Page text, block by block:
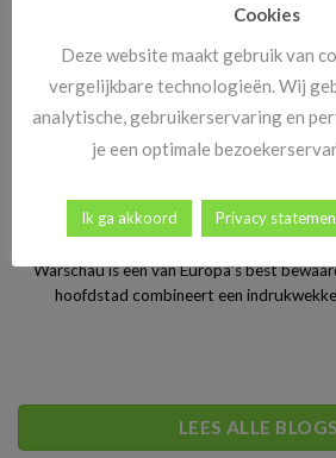
Stedentrip Warschau: ontdek de
Polen’s bruisende
Warschau is een van Europa’s best
hoofdstad combineert een
LEES ALLE BLOGS
Cookies
Deze website maakt gebruik van
vergelijkbare technologieën. Wij
analytische, gebruikerservaring en
je een optimale
Ik ga akkoord Privacy